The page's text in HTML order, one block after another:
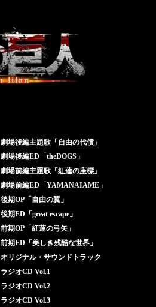
劇場後編主題歌「自由の代償」
劇場後編ED「theDOGS」
劇場前編主題歌「紅蓮の座標」
劇場前編ED「YAMANAIAME」
後期OP「自由の翼」
後期ED「great escape」
前期OP「紅蓮の弓矢」
前期ED「美しき残酷な世界」
オリジナル・サウンドトラック
ラジオCD Vol.1
ラジオCD Vol.2
ラジオCD Vol.3